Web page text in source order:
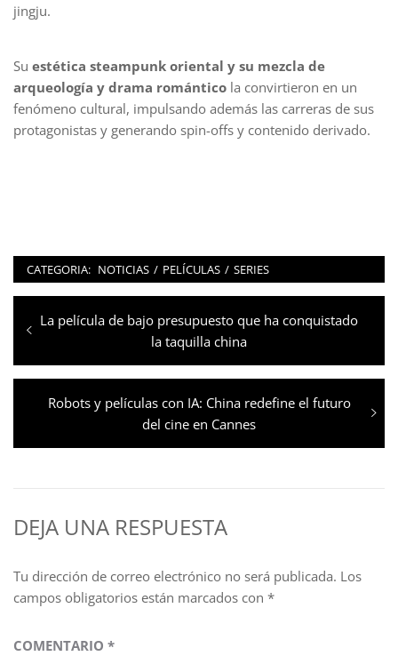
jingju.
Su estética steampunk oriental y su mezcla de
arqueología y drama romántico la convirtieron en un
fenómeno cultural, impulsando además las carreras de sus
protagonistas y generando spin-offs y contenido derivado.
CATEGORIA: NOTICIAS / PELÍCULAS / SERIES
Navegación
de
entradas
Entrada
La película de bajo presupuesto que ha conquistado
la taquilla china
Entrada
Robots y películas con IA: China redefine el futuro
del cine en Cannes
DEJA UNA RESPUESTA
Tu dirección de correo electrónico no será publicada. Los
campos obligatorios están marcados con *
COMENTARIO *